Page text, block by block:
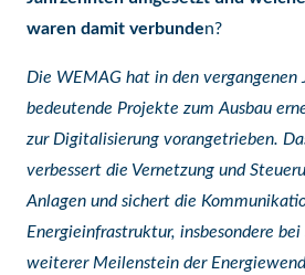
waren damit verbunden?
Die WEMAG hat in den vergangenen
bedeutende Projekte zum Ausbau
zur Digitalisierung vorangetrieben.
verbessert die Vernetzung und
Anlagen und sichert die
Energieinfrastruktur, insbesondere
weiterer Meilenstein der